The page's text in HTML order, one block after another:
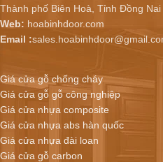
Thành phố Biên Hoà, Tỉnh Đồng Nai
Web: hoabinhdoor.com
Email :
Giá cửa gỗ chống cháy
Giá cửa gỗ gỗ công nghiệp
Giá cửa nhựa composite
Giá cửa nhựa abs hàn quốc
Giá cửa nhựa đài loan
Giá cửa gỗ carbon